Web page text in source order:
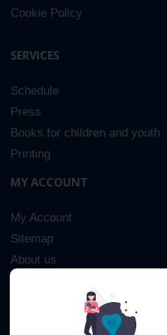
Cookie Policy
SERVICES
Schedule
Press
Books for children and youth
Printing
MY ACCOUNT
My Account
Sitemap
About us